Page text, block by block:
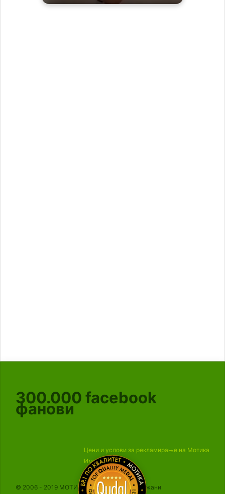
300.000 facebook
фанови
Цени и услови за рекламирање на Мотика
Импресум
© 2006 - 2019 МОТИКА, Сите права се задржани